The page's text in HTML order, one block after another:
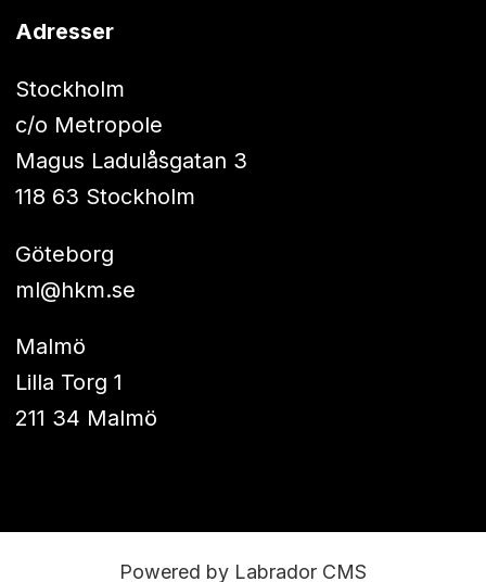
Adresser
Stockholm
c/o Metropole
Magus Ladulåsgatan 3
118 63 Stockholm
Göteborg
ml@hkm.se
Malmö
Lilla Torg 1
211 34 Malmö
Powered by Labrador CMS